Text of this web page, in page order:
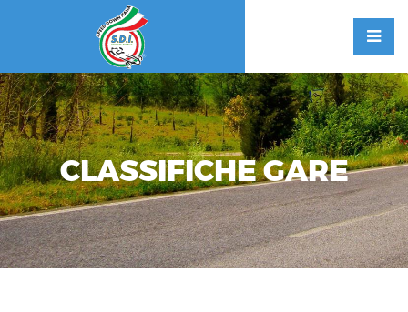
CLASSIFICHE GARE